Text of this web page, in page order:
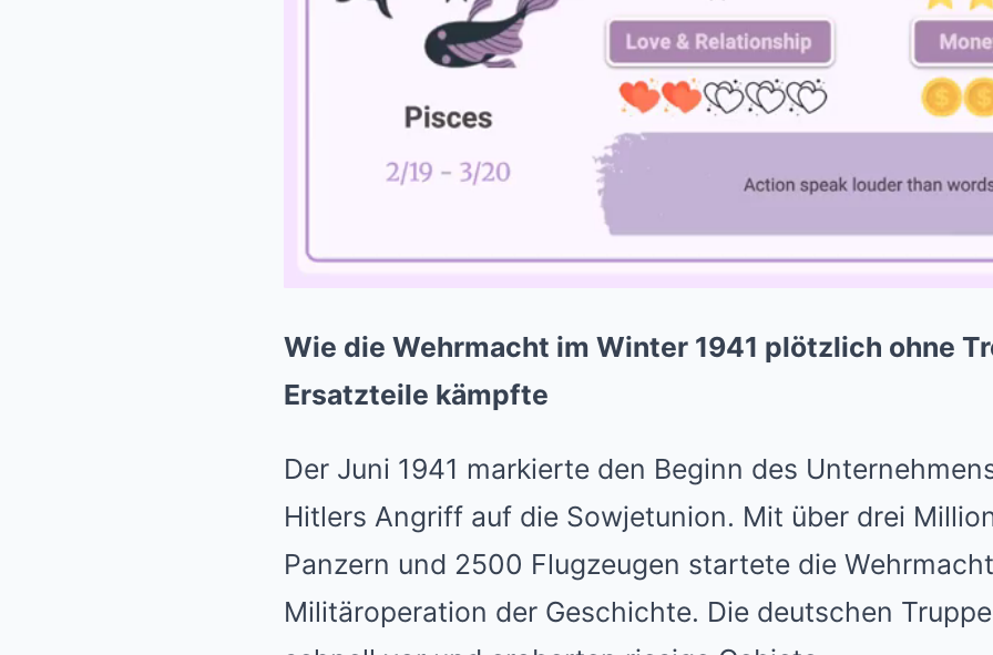
Wie die Wehrmacht im Winter 1941 plötzlich ohne
Ersatzteile kämpfte
Der Juni 1941 markierte den Beginn des
Hitlers Angriff auf die Sowjetunion. Mit über drei
Panzern und 2500 Flugzeugen startete die
Militäroperation der Geschichte. Die deutschen